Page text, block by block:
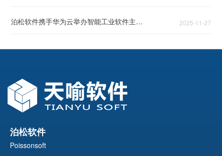
泊松软件携手华为云举办智能工业软件主题论坛，头部企业共话智能工业破局之道 2025-11-27
泊松软件
Poissonsoft